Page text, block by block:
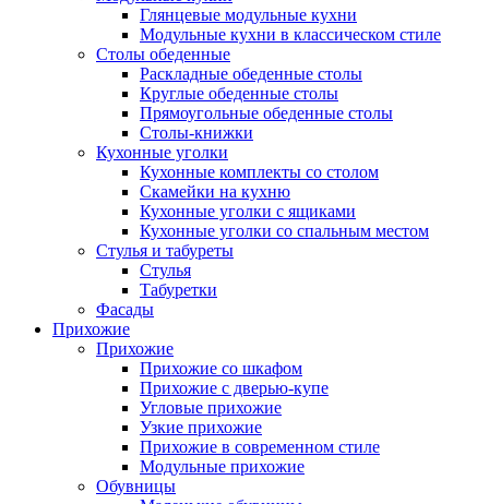
Глянцевые модульные кухни
Модульные кухни в классическом стиле
Столы обеденные
Раскладные обеденные столы
Круглые обеденные столы
Прямоугольные обеденные столы
Столы-книжки
Кухонные уголки
Кухонные комплекты со столом
Скамейки на кухню
Кухонные уголки с ящиками
Кухонные уголки со спальным местом
Стулья и табуреты
Стулья
Табуретки
Фасады
Прихожие
Прихожие
Прихожие со шкафом
Прихожие с дверью-купе
Угловые прихожие
Узкие прихожие
Прихожие в современном стиле
Модульные прихожие
Обувницы